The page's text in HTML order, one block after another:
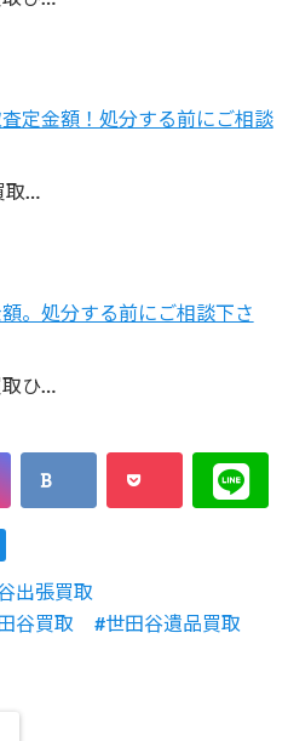
定金額！処分する前にご相談
…
。処分する前にご相談下さ
ひ…
出張買取
谷買取 世田谷遺品買取